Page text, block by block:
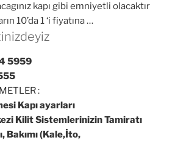
kapı gibi emniyetli olacaktır
10’da 1 ‘i fiyatına …
5959
:
Kapı ayarları
Kilit Sistemlerinizin Tamiratı
Bakımı (Kale,İto,